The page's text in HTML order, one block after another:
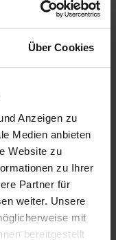
Über Cookies
Anzeigen zu
Medien anbieten
Website zu
zu Ihrer
Partner für
weiter. Unsere
mit
bereitgestellt